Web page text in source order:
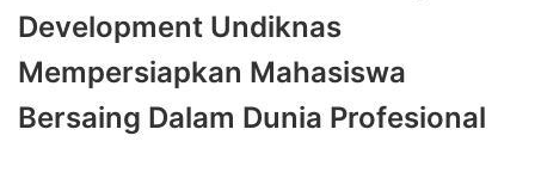
Development Undiknas
Mempersiapkan Mahasiswa
Bersaing Dalam Dunia Profesional